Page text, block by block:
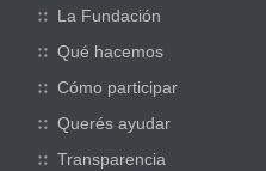
La Fundación
Qué hacemos
Cómo participar
Querés ayudar
Transparencia